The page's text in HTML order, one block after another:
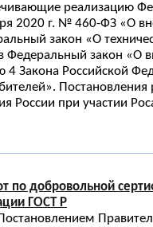
реализацию
2020 г. № 460-ФЗ «О
закон «О
Федеральный закон «О
4 Закона Российской
Постановления
России при участии
по добровольной
ГОСТ Р